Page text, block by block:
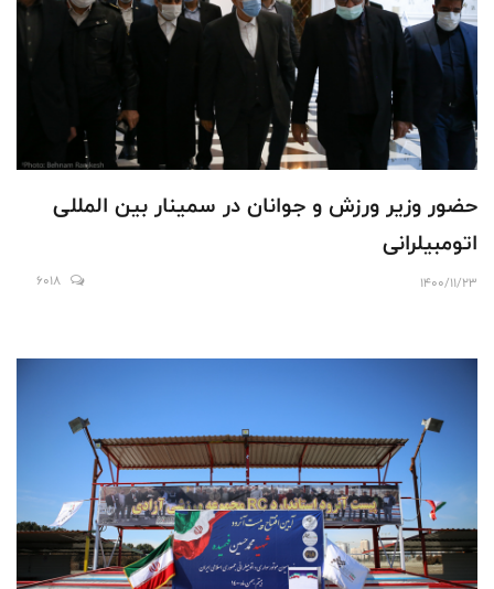
حضور وزیر ورزش و جوانان در سمینار بین المللی
اتومبیلرانی
1400/11/23
6018